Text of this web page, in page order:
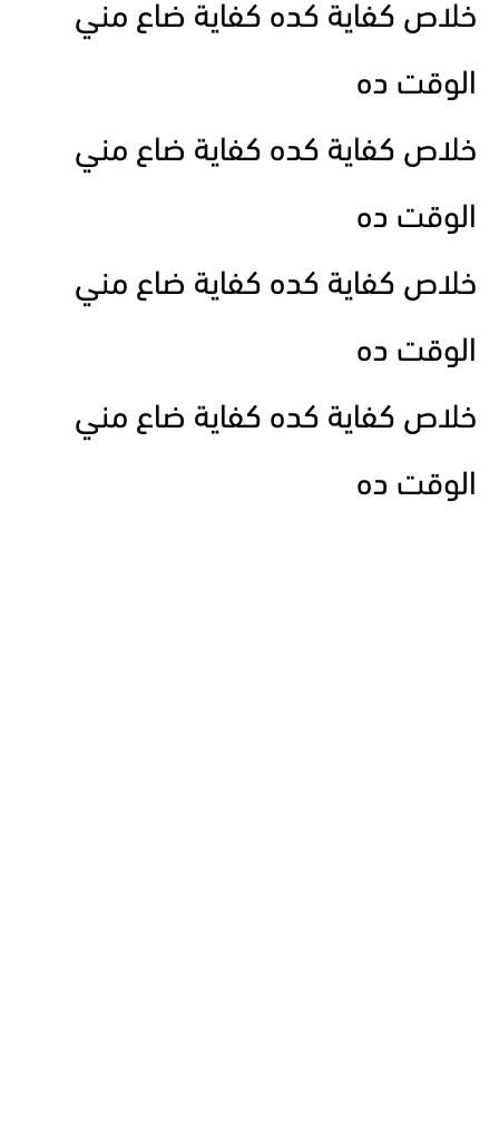
خلاص كفاية كده كفاية ضاع مني
الوقت ده
خلاص كفاية كده كفاية ضاع مني
الوقت ده
خلاص كفاية كده كفاية ضاع مني
الوقت ده
خلاص كفاية كده كفاية ضاع مني
الوقت ده